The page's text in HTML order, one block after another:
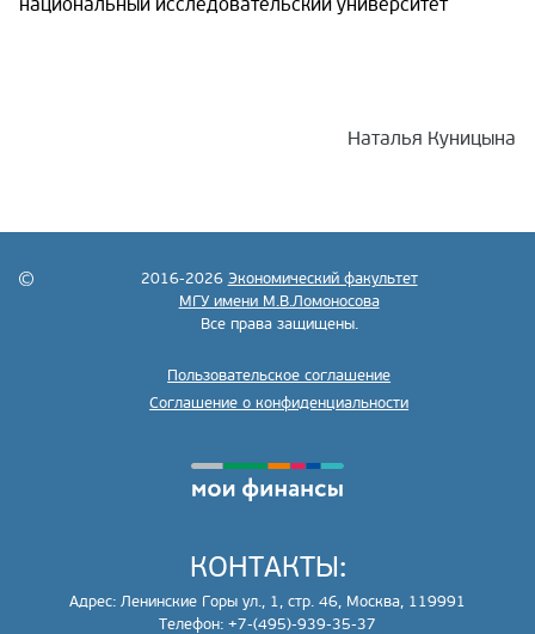
национальный исследовательский университет
Наталья Куницына
2016-2026 Экономический факультет
МГУ имени М.В.Ломоносова
Все права защищены.
Пользовательское соглашение
Соглашение о конфиденциальности
КОНТАКТЫ:
Адрес: Ленинские Горы ул., 1, стр. 46, Москва, 119991
Телефон: +7-(495)-939-35-37